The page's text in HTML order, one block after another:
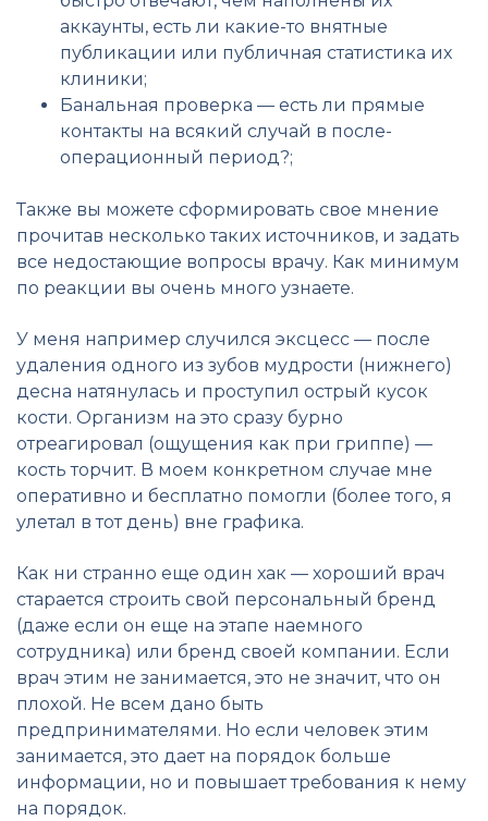
аккаунты, есть ли какие-то внятные
публикации или публичная статистика их
клиники;
Банальная проверка — есть ли прямые
контакты на всякий случай в после-
операционный период?;
Также вы можете сформировать свое мнение
прочитав несколько таких источников, и задать
все недостающие вопросы врачу. Как минимум
по реакции вы очень много узнаете.
У меня например случился эксцесс — после
удаления одного из зубов мудрости (нижнего)
десна натянулась и проступил острый кусок
кости. Организм на это сразу бурно
отреагировал (ощущения как при гриппе) —
кость торчит. В моем конкретном случае мне
оперативно и бесплатно помогли (более того, я
улетал в тот день) вне графика.
Как ни странно еще один хак — хороший врач
старается строить свой персональный бренд
(даже если он еще на этапе наемного
сотрудника) или бренд своей компании. Если
врач этим не занимается, это не значит, что он
плохой. Не всем дано быть
предпринимателями. Но если человек этим
занимается, это дает на порядок больше
информации, но и повышает требования к нему
на порядок.